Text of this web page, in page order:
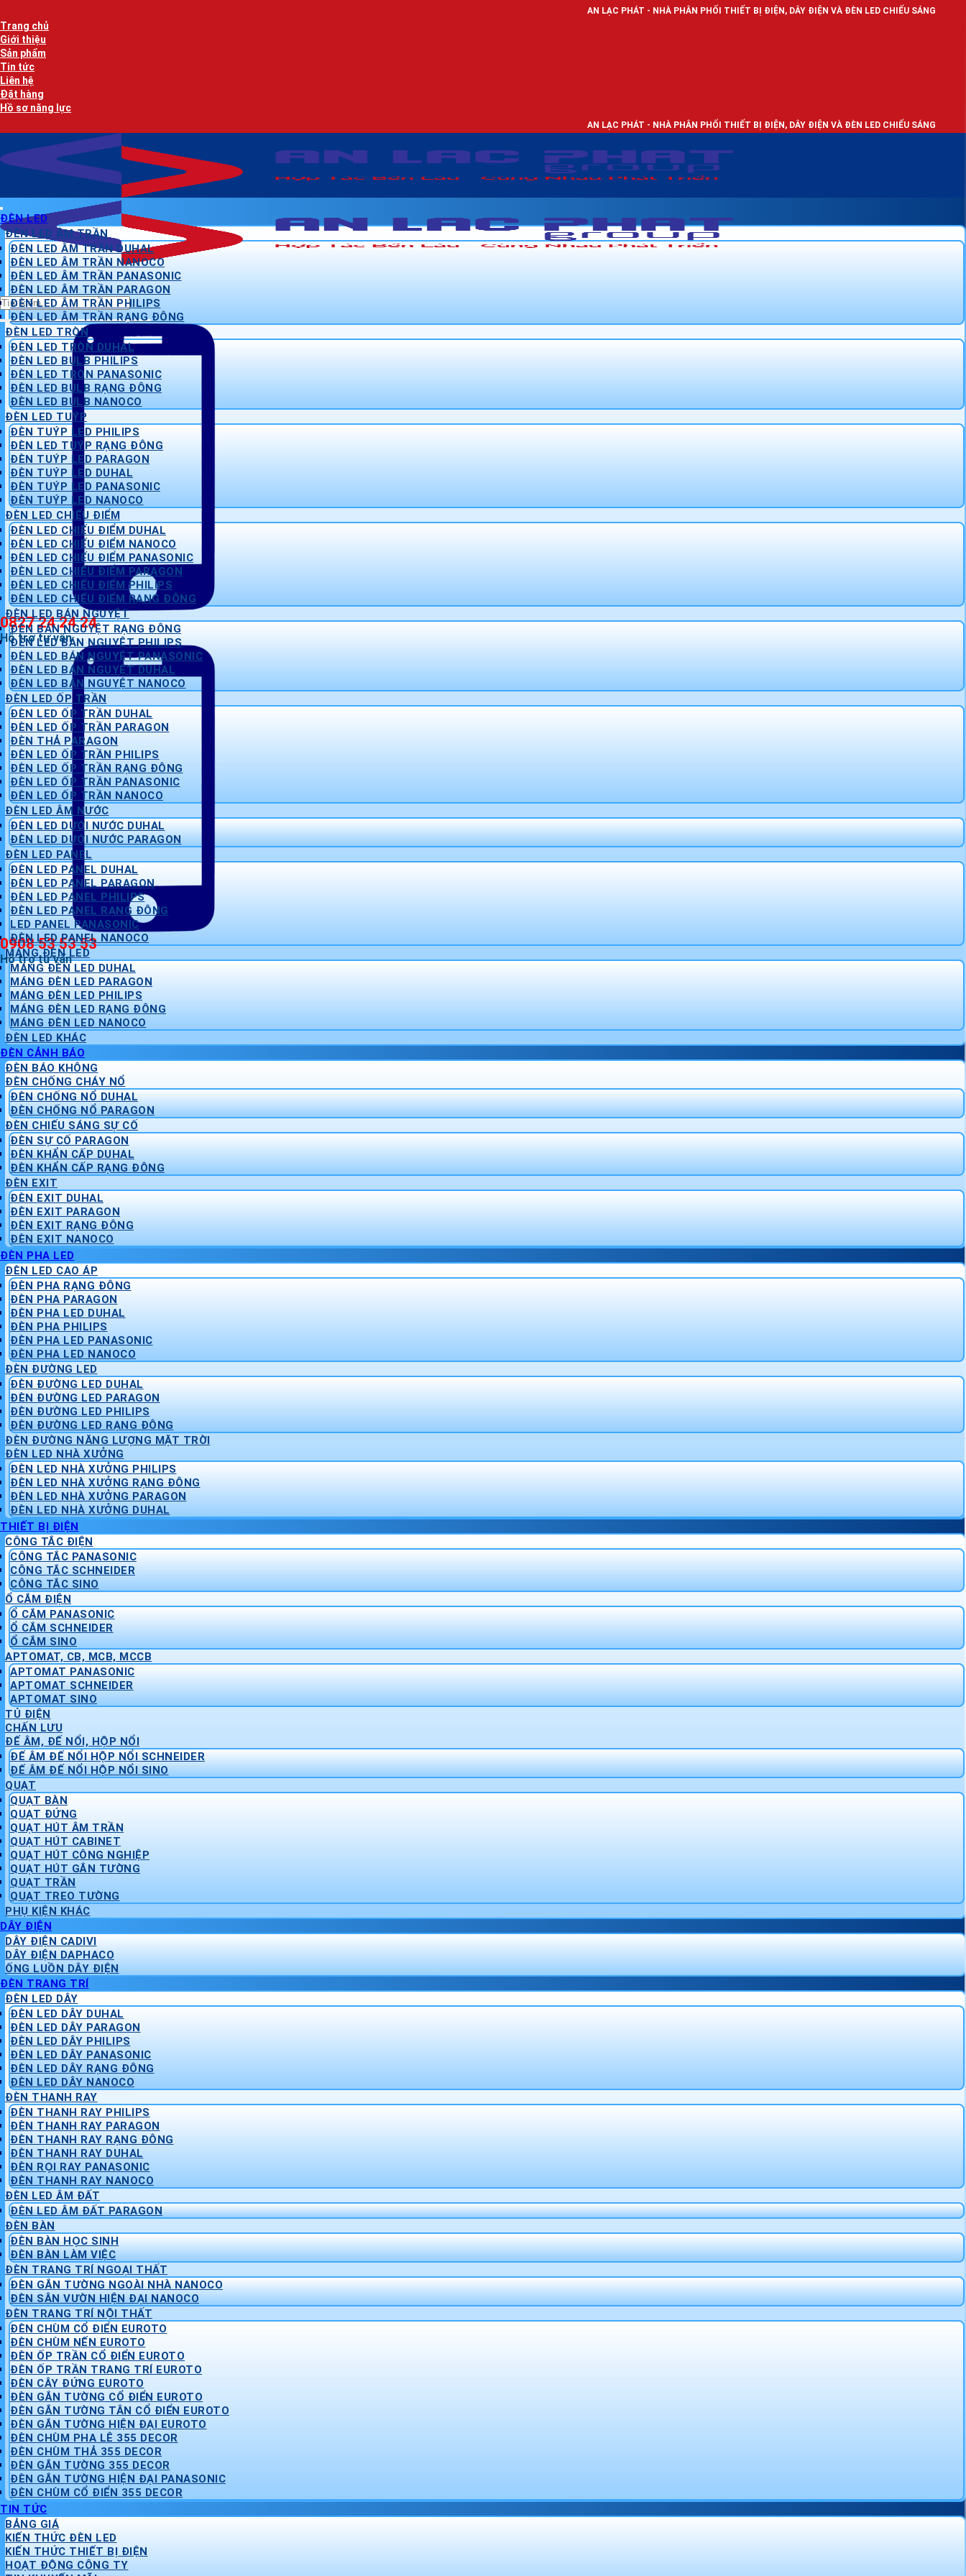
qua
nội
dung
AN LẠC PHÁT - NHÀ PHÂN PHỐI THIẾT BỊ ĐIỆN, DÂY ĐIỆN VÀ ĐÈN LED CHIẾU SÁNG
Trang chủ
Giới thiệu
Sản phẩm
Tin tức
Liên hệ
Đặt hàng
Hồ sơ năng lực
AN LẠC PHÁT - NHÀ PHÂN PHỐI THIẾT BỊ ĐIỆN, DÂY ĐIỆN VÀ ĐÈN LED CHIẾU SÁNG
Tìm
kiếm:
0827 24 24 24
Hỗ trợ tư vấn
0908 53 53 53
Hỗ trợ tư vấn
ĐÈN LED
ĐÈN LED ÂM TRẦN
ĐÈN LED ÂM TRẦN DUHAL
ĐÈN LED ÂM TRẦN NANOCO
ĐÈN LED ÂM TRẦN PANASONIC
ĐÈN LED ÂM TRẦN PARAGON
ĐÈN LED ÂM TRẦN PHILIPS
ĐÈN LED ÂM TRẦN RẠNG ĐÔNG
ĐÈN LED TRÒN
ĐÈN LED TRÒN DUHAL
ĐÈN LED BULB PHILIPS
ĐÈN LED TRÒN PANASONIC
ĐÈN LED BULB RẠNG ĐÔNG
ĐÈN LED BULB NANOCO
ĐÈN LED TUÝP
ĐÈN TUÝP LED PHILIPS
ĐÈN LED TUÝP RẠNG ĐÔNG
ĐÈN TUÝP LED PARAGON
ĐÈN TUÝP LED DUHAL
ĐÈN TUÝP LED PANASONIC
ĐÈN TUÝP LED NANOCO
ĐÈN LED CHIẾU ĐIỂM
ĐÈN LED CHIẾU ĐIỂM DUHAL
ĐÈN LED CHIẾU ĐIỂM NANOCO
ĐÈN LED CHIẾU ĐIỂM PANASONIC
ĐÈN LED CHIẾU ĐIỂM PARAGON
ĐÈN LED CHIẾU ĐIỂM PHILIPS
ĐÈN LED CHIẾU ĐIỂM RẠNG ĐÔNG
ĐÈN LED BÁN NGUYỆT
ĐÈN BÁN NGUYỆT RẠNG ĐÔNG
ĐÈN LED BÁN NGUYỆT PHILIPS
ĐÈN LED BÁN NGUYỆT PANASONIC
ĐÈN LED BÁN NGUYỆT DUHAL
ĐÈN LED BÁN NGUYỆT NANOCO
ĐÈN LED ỐP TRẦN
ĐÈN LED ỐP TRẦN DUHAL
ĐÈN LED ỐP TRẦN PARAGON
ĐÈN THẢ PARAGON
ĐÈN LED ỐP TRẦN PHILIPS
ĐÈN LED ỐP TRẦN RẠNG ĐÔNG
ĐÈN LED ỐP TRẦN PANASONIC
ĐÈN LED ỐP TRẦN NANOCO
ĐÈN LED ÂM NƯỚC
ĐÈN LED DƯỚI NƯỚC DUHAL
ĐÈN LED DƯỚI NƯỚC PARAGON
ĐÈN LED PANEL
ĐÈN LED PANEL DUHAL
ĐÈN LED PANEL PARAGON
ĐÈN LED PANEL PHILIPS
ĐÈN LED PANEL RẠNG ĐÔNG
LED PANEL PANASONIC
ĐÈN LED PANEL NANOCO
MÁNG ĐÈN LED
MÁNG ĐÈN LED DUHAL
MÁNG ĐÈN LED PARAGON
MÁNG ĐÈN LED PHILIPS
MÁNG ĐÈN LED RẠNG ĐÔNG
MÁNG ĐÈN LED NANOCO
ĐÈN LED KHÁC
ĐÈN CẢNH BÁO
ĐÈN BÁO KHÔNG
ĐÈN CHỐNG CHÁY NỔ
ĐÈN CHỐNG NỔ DUHAL
ĐÈN CHỐNG NỔ PARAGON
ĐÈN CHIẾU SÁNG SỰ CỐ
ĐÈN SỰ CỐ PARAGON
ĐÈN KHẨN CẤP DUHAL
ĐÈN KHẨN CẤP RẠNG ĐÔNG
ĐÈN EXIT
ĐÈN EXIT DUHAL
ĐÈN EXIT PARAGON
ĐÈN EXIT RẠNG ĐÔNG
ĐÈN EXIT NANOCO
ĐÈN PHA LED
ĐÈN LED CAO ÁP
ĐÈN PHA RẠNG ĐÔNG
ĐÈN PHA PARAGON
ĐÈN PHA LED DUHAL
ĐÈN PHA PHILIPS
ĐÈN PHA LED PANASONIC
ĐÈN PHA LED NANOCO
ĐÈN ĐƯỜNG LED
ĐÈN ĐƯỜNG LED DUHAL
ĐÈN ĐƯỜNG LED PARAGON
ĐÈN ĐƯỜNG LED PHILIPS
ĐÈN ĐƯỜNG LED RẠNG ĐÔNG
ĐÈN ĐƯỜNG NĂNG LƯỢNG MẶT TRỜI
ĐÈN LED NHÀ XƯỞNG
ĐÈN LED NHÀ XƯỞNG PHILIPS
ĐÈN LED NHÀ XƯỞNG RẠNG ĐÔNG
ĐÈN LED NHÀ XƯỞNG PARAGON
ĐÈN LED NHÀ XƯỞNG DUHAL
THIẾT BỊ ĐIỆN
CÔNG TẮC ĐIỆN
CÔNG TẮC PANASONIC
CÔNG TẮC SCHNEIDER
CÔNG TẮC SINO
Ổ CẮM ĐIỆN
Ổ CẮM PANASONIC
Ổ CẮM SCHNEIDER
Ổ CẮM SINO
APTOMAT, CB, MCB, MCCB
APTOMAT PANASONIC
APTOMAT SCHNEIDER
APTOMAT SINO
TỦ ĐIỆN
CHẤN LƯU
ĐẾ ÂM, ĐẾ NỔI, HỘP NỔI
ĐẾ ÂM ĐẾ NỔI HỘP NỔI SCHNEIDER
ĐẾ ÂM ĐẾ NỔI HỘP NỔI SINO
QUẠT
QUẠT BÀN
QUẠT ĐỨNG
QUẠT HÚT ÂM TRẦN
QUẠT HÚT CABINET
QUẠT HÚT CÔNG NGHIỆP
QUẠT HÚT GẮN TƯỜNG
QUẠT TRẦN
QUẠT TREO TƯỜNG
PHỤ KIỆN KHÁC
DÂY ĐIỆN
DÂY ĐIỆN CADIVI
DÂY ĐIỆN DAPHACO
ỐNG LUỒN DÂY ĐIỆN
ĐÈN TRANG TRÍ
ĐÈN LED DÂY
ĐÈN LED DÂY DUHAL
ĐÈN LED DÂY PARAGON
ĐÈN LED DÂY PHILIPS
ĐÈN LED DÂY PANASONIC
ĐÈN LED DÂY RẠNG ĐÔNG
ĐÈN LED DÂY NANOCO
ĐÈN THANH RAY
ĐÈN THANH RAY PHILIPS
ĐÈN THANH RAY PARAGON
ĐÈN THANH RAY RẠNG ĐÔNG
ĐÈN THANH RAY DUHAL
ĐÈN RỌI RAY PANASONIC
ĐÈN THANH RAY NANOCO
ĐÈN LED ÂM ĐẤT
ĐÈN LED ÂM ĐẤT PARAGON
ĐÈN BÀN
ĐÈN BÀN HỌC SINH
ĐÈN BÀN LÀM VIỆC
ĐÈN TRANG TRÍ NGOẠI THẤT
ĐÈN GẮN TƯỜNG NGOÀI NHÀ NANOCO
ĐÈN SÂN VƯỜN HIỆN ĐẠI NANOCO
ĐÈN TRANG TRÍ NỘI THẤT
ĐÈN CHÙM CỔ ĐIỂN EUROTO
ĐÈN CHÙM NẾN EUROTO
ĐÈN ỐP TRẦN CỔ ĐIỂN EUROTO
ĐÈN ỐP TRẦN TRANG TRÍ EUROTO
ĐÈN CÂY ĐỨNG EUROTO
ĐÈN GẮN TƯỜNG CỔ ĐIỂN EUROTO
ĐÈN GẮN TƯỜNG TÂN CỔ ĐIỂN EUROTO
ĐÈN GẮN TƯỜNG HIỆN ĐẠI EUROTO
ĐÈN CHÙM PHA LÊ 355 DECOR
ĐÈN CHÙM THẢ 355 DECOR
ĐÈN GẮN TƯỜNG 355 DECOR
ĐÈN GẮN TƯỜNG HIỆN ĐẠI PANASONIC
ĐÈN CHÙM CỔ ĐIỂN 355 DECOR
TIN TỨC
BẢNG GIÁ
KIẾN THỨC ĐÈN LED
KIẾN THỨC THIẾT BỊ ĐIỆN
HOẠT ĐỘNG CÔNG TY